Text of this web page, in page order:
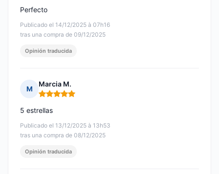
Publicado el 14/12/2025 à 07h16
tras una compra de 09/12/2025
Perfecto
Opinión traducida
M
Marcia M.
Nota: 5 de 5
Publicado el 13/12/2025 à 13h53
tras una compra de 08/12/2025
5 estrellas
Opinión traducida